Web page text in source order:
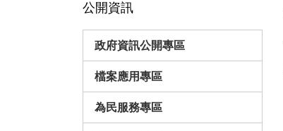
公開資訊
政府資訊公開專區
檔案應用專區
為民服務專區